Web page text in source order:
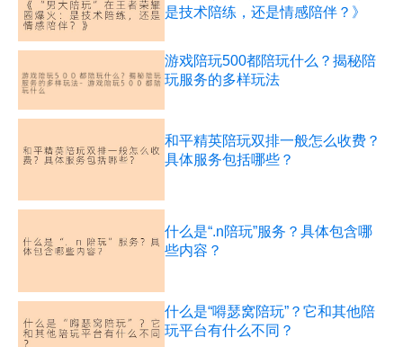
是技术陪练，还是情感陪伴？》
游戏陪玩500都陪玩什么？揭秘陪
玩服务的多样玩法
和平精英陪玩双排一般怎么收费？
具体服务包括哪些？
什么是“.n陪玩”服务？具体包含哪
些内容？
什么是“嘚瑟窝陪玩”？它和其他陪
玩平台有什么不同？